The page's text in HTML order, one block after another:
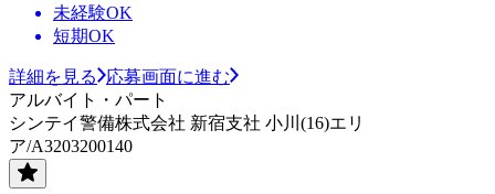
未経験OK
短期OK
詳細を見る
応募画面に進む
アルバイト・パート
シンテイ警備株式会社 新宿支社 小川(16)エリ
ア/A3203200140